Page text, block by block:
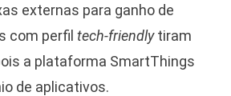
externas para ganho de
com perfil tech-friendlytiram
a plataforma SmartThings
de aplicativos.